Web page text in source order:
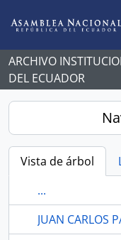
ARCHIVO
DEL ECUADOR
Vista de árbol
...
JUAN CARLOS